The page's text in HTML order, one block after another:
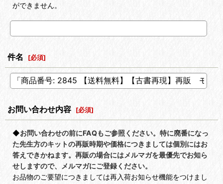
ができません。
件名 [必須]
お問い合わせ内容 [必須]
◆お問い合わせの前にFAQもご参照ください。特に廃番になっ
た先生方のキットの再販時期や価格につきましては個別にはお
答えできかねます。再販の場合にはメルマガを最優先でお知ら
せしますので、メルマガにご登録ください。
お品物のご要望につきましては再入荷お知らせ機能をつけまし